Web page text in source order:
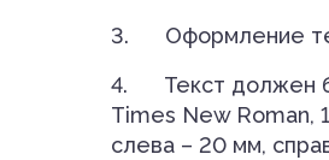
3. Оформление
4. Текст должен
Times New Roman,
слева – 20 мм,